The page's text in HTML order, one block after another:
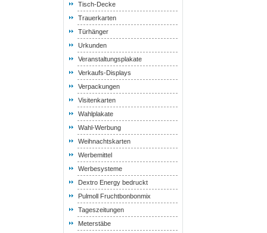
Tisch-Decke
Trauerkarten
Türhänger
Urkunden
Veranstaltungsplakate
Verkaufs-Displays
Verpackungen
Visitenkarten
Wahlplakate
Wahl-Werbung
Weihnachtskarten
Werbemittel
Werbesysteme
Dextro Energy bedruckt
Pulmoll Fruchtbonbonmix
Tageszeitungen
Meterstäbe